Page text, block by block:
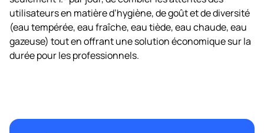
utilisateurs en matière d’hygiène, de goût et de diversité
(eau tempérée, eau fraîche, eau tiède, eau chaude, eau
gazeuse) tout en offrant une solution économique sur la
durée pour les professionnels.